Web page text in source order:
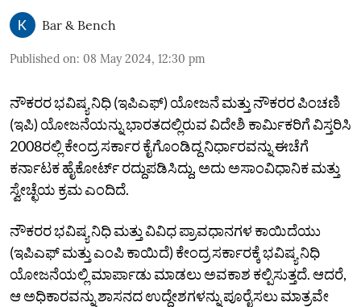
Bar & Bench
Published on: 08 May 2024, 12:30 pm
ನೌಕರರ ಭವಿಷ್ಯ ನಿಧಿ (ಇಪಿಎಫ್‌) ಯೋಜನೆ ಮತ್ತು ನೌಕರರ ಪಿಂಚಣಿ
(ಇಪಿ) ಯೋಜನೆಯನ್ನು ಭಾರತದಲ್ಲಿರುವ ವಿದೇಶಿ ಕಾರ್ಮಿಕರಿಗೆ ವಿಸ್ತರಿಸಿ
2008ರಲ್ಲಿ ಕೇಂದ್ರ ಸರ್ಕಾರ ಕೈಗೊಂಡಿದ್ದ ನಿರ್ಧಾರವನ್ನು ಈಚೆಗೆ
ಕರ್ನಾಟಕ ಹೈಕೋರ್ಟ್‌ ರದ್ದುಪಡಿಸಿದ್ದು, ಅದು ಅಸಾಂವಿಧಾನಿಕ ಮತ್ತು
ಸ್ವೇಚ್ಛೆಯ ಕ್ರಮ ಎಂದಿದೆ.
ನೌಕರರ ಭವಿಷ್ಯ ನಿಧಿ ಮತ್ತು ವಿವಿಧ ಪ್ರಾವಧಾನಗಳ ಕಾಯಿದೆಯು
(ಇಪಿಎಫ್‌ ಮತ್ತು ಎಂಪಿ ಕಾಯಿದೆ) ಕೇಂದ್ರ ಸರ್ಕಾರಕ್ಕೆ ಭವಿಷ್ಯ ನಿಧಿ
ಯೋಜನೆಯಲ್ಲಿ ಮಾರ್ಪಾಡು ಮಾಡಲು ಅವಕಾಶ ಕಲ್ಪಿಸುತ್ತದೆ. ಆದರೆ,
ಆ ಅಧಿಕಾರವನ್ನು ಶಾಸನದ ಉದ್ದೇಶಗಳನ್ನು ಪೂರೈಸಲು ಮಾತ್ರವೇ